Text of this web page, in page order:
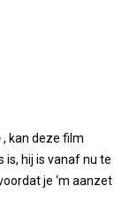
, kan deze film
is, hij is vanaf nu te
je ‘m aanzet